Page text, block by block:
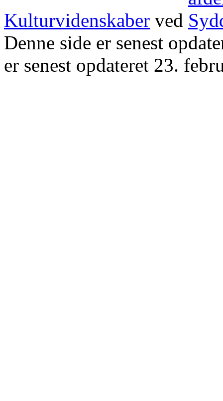
Kulturvidenskaber ved
Denne side er senest
er senest opdateret 23.